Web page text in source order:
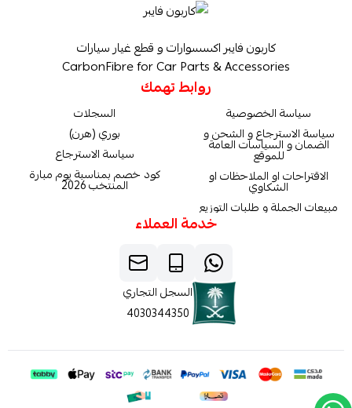
كاربون فايبر اكسسوارات و قطع غيار سيارات
CarbonFibre for Car Parts & Accessories
روابط تهمك
سياسة الخصوصية
سياسة الاسترجاع و الشحن و
الضمان و السياسات العامة
للموقع
الاقتراحات او الملاحظات او
الشكاوي
مبيعات الجملة و طلبات التوزيع
السجلات
بوري (هرن)
سياسة الاسترجاع
كود خصم بمناسبة يوم مبارة
المنتخب 2026
خدمة العملاء
السجل التجاري
4030344350